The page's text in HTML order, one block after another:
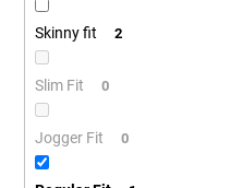
Skinny fit 2
Slim Fit 0
Jogger Fit 0